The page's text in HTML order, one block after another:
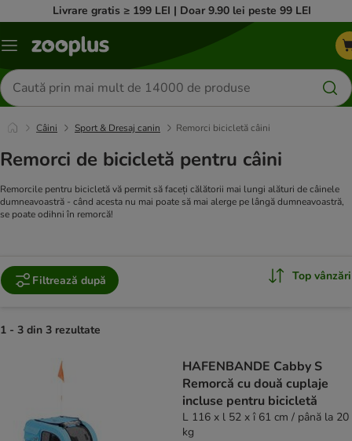
Livrare gratis ≥ 199 LEI | Doar 9.90 lei peste 99 LEI
Categorii
Căutare
produse
Câini Sport & Dresaj canin Remorci bicicletă câini
Remorci de bicicletă pentru câini
Remorcile pentru bicicletă vă permit să faceți călătorii mai lungi alături de câinele
dumneavoastră - când acesta nu mai poate să mai alerge pe lângă dumneavoastră,
se poate odihni în remorcă!
Filtrează după Top vânzări
1 - 3 din 3 rezultate
HAFENBANDE Cabby S
Remorcă cu două cuplaje
incluse pentru bicicletă
L 116 x l 52 x î 61 cm / până la 20
kg